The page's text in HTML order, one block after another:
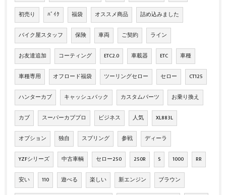
初売り ﾊﾞｲｸ 福袋 オススメ商品 詰め込みました
バイク屋スタッフ 保険 車両 ご契約 ライン
お友達追加 コーティング ETC2.0 車載器 ETC 車種
車種専用 オフロード福袋 ツーリングセロー セロー CT125
ハンターカブ キャッシュバック カスタムパーツ お乗り換え
カブ スーパーカブプロ ビジネス 人気 XL883L
オプション 独自 スプリング 参戦 ディーラ
YZFシリーズ 中古車輌 セロー250 250R S 1000 RR
安い 110 遊べる 楽しい 新エンジン ブラウン